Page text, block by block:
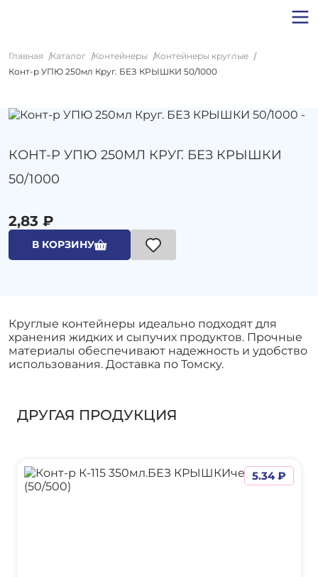
Главная Каталог Контейнеры
Контейнеры круглые
Конт-р УПЮ 250мл Круг. БЕЗ КРЫШКИ 50/1000
КОНТ-Р УПЮ 250МЛ КРУГ. БЕЗ КРЫШКИ
50/1000
2,83 ₽
В КОРЗИНУ
Круглые контейнеры идеально подходят для
хранения жидких и сыпучих продуктов. Прочные
материалы обеспечивают надежность и удобство
использования. Доставка по Томску.
ДРУГАЯ ПРОДУКЦИЯ
5.34 ₽